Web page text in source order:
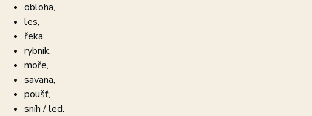
obloha,
les,
řeka,
rybník,
moře,
savana,
poušť,
sníh / led.